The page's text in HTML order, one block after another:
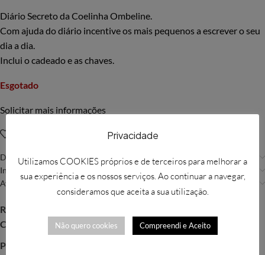
Diário Secreto da Coelinha Ombeline.
Com ajuda do diário incentive os mais pequenos a escrever o seu
dia a dia.
Inclui o cadeado e as chaves.
Esgotado
Solicitar mais informações
Descrição
Informação adicional
Avaliações (0)
REF:
Categoria:
Bebé e Criança
Partilhar:
Privacidade
Utilizamos COOKIES próprios e de terceiros para melhorar a
sua experiência e os nossos serviços. Ao continuar a navegar,
consideramos que aceita a sua utilização.
Não quero cookies Compreendi e Aceito